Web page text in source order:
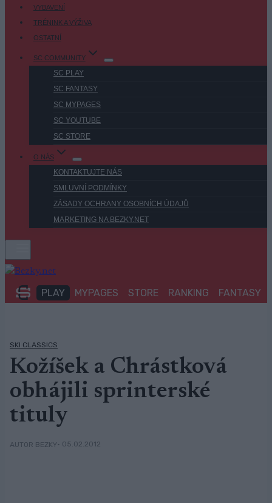
VYBAVENÍ
TRÉNINK A VÝŽIVA
OSTATNÍ
SC COMMUNITY
SC PLAY
SC FANTASY
SC MYPAGES
SC YOUTUBE
SC STORE
O NÁS
KONTAKTUJTE NÁS
SMLUVNÍ PODMÍNKY
ZÁSADY OCHRANY OSOBNÍCH ÚDAJŮ
MARKETING NA BEZKY.NET
PLAY MYPAGES STORE RANKING FANTASY
SKI CLASSICS
Kožíšek a Chrástková
obhájili sprinterské
tituly
AUTOR BEZKY• 05.02.2012